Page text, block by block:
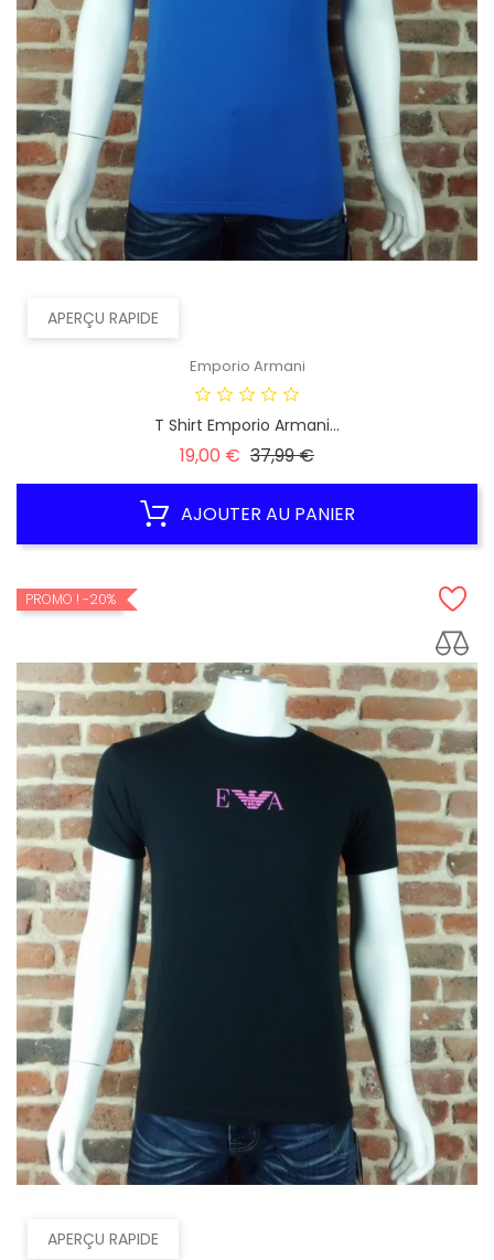
APERÇU RAPIDE
Emporio Armani
T Shirt Emporio Armani...
19,00 € Prix
37,99 €Prix
AJOUTER AU PANIER
APERÇU RAPIDE
PROMO ! -20%